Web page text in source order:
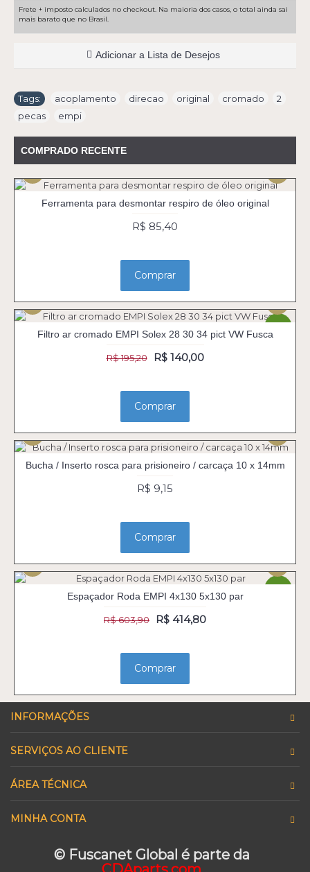
Frete + imposto calculados no checkout. Na maioria dos casos, o total ainda sai
mais barato que no Brasil.
Adicionar a Lista de Desejos
Tags: acoplamento direcao original cromado 2
pecas
empi
COMPRADO RECENTE
Ferramenta para desmontar respiro de óleo original
R$ 85,40
Comprar
Filtro ar cromado EMPI Solex 28 30 34 pict VW Fusca
R$ 195,20 R$ 140,00
Comprar
Bucha / Inserto rosca para prisioneiro / carcaça 10 x 14mm
R$ 9,15
Comprar
Espaçador Roda EMPI 4x130 5x130 par
R$ 603,90 R$ 414,80
Comprar
INFORMAÇÕES
SERVIÇOS AO CLIENTE
ÁREA TÉCNICA
MINHA CONTA
© Fuscanet Global é parte da